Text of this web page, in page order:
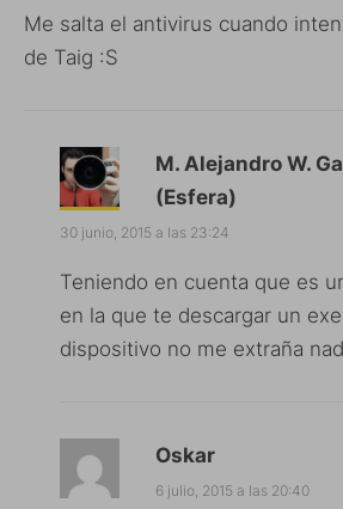
Me salta el antivirus cuando
de Taig :S
M. Alejandro W.
(Esfera)
30 junio, 2015 a las 23:24
Teniendo en cuenta que es
en la que te descargar un
dispositivo no me extraña
Oskar
6 julio, 2015 a las 20:40